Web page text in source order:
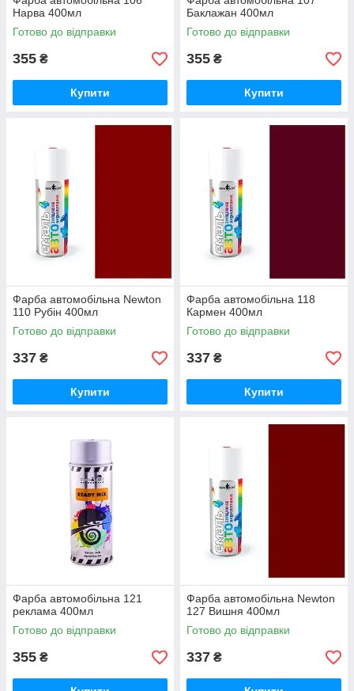
Нарва 400мл
Готово до відправки
355 ₴
Купити
Баклажан 400мл
Готово до відправки
355 ₴
Купити
Фарба автомобільна Newton
110 Рубін 400мл
Готово до відправки
337 ₴
Купити
Фарба автомобільна 118
Кармен 400мл
Готово до відправки
337 ₴
Купити
Фарба автомобільна 121
реклама 400мл
Готово до відправки
355 ₴
Фарба автомобільна Newton
127 Вишня 400мл
Готово до відправки
337 ₴